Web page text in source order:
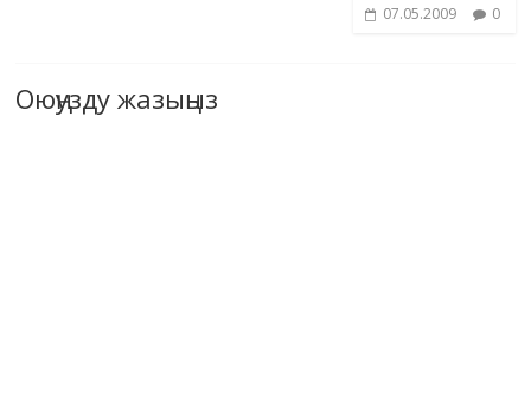
07.05.2009 0
Оюңузду жазыңыз